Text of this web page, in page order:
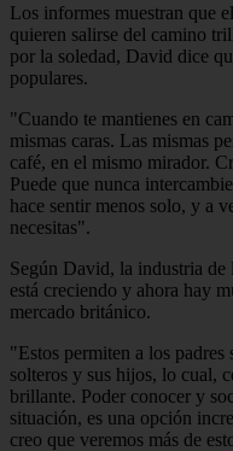
Los informes muestran que
quieren salirse del camino
por la soledad, David dice
populares.
"Cuando te mantienes en
mismas caras. Las mismas
café, en el mismo mirador.
Puede que nunca
hace sentir menos solo, y a
necesitas".
Según David, la industria de
está creciendo y ahora hay
mercado británico.
"Estos permiten a los padres
solteros y sus hijos, lo cual,
brillante. Poder conocer y
situación, es una opción
creo que veremos más de